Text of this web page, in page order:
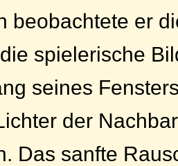
beobachtete er
spielerische
seines
der
Das sanfte